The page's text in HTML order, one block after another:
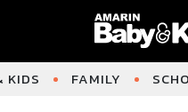
KIDS FAMILY